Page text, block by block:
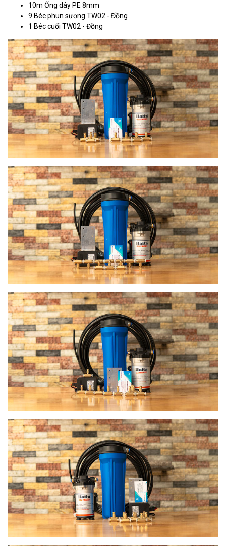
10m Ống dây PE 8mm
9 Béc phun sương TW02 - Đồng
1 Béc cuối TW02 - Đồng